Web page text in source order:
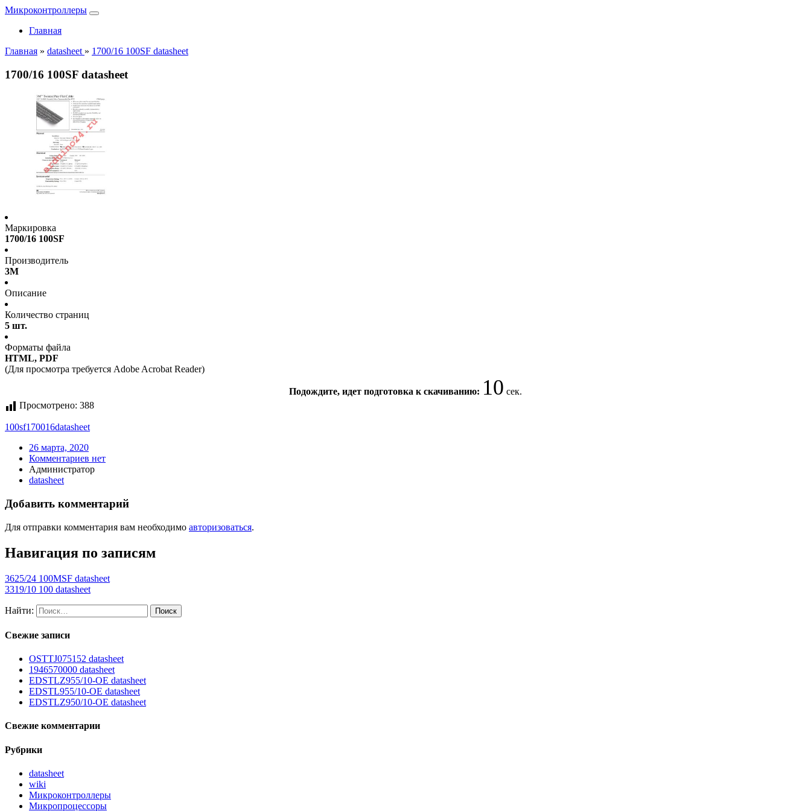
Микроконтроллеры
Главная
Главная » datasheet » 1700/16 100SF datasheet
1700/16 100SF datasheet
Маркировка
1700/16 100SF
Производитель
3M
Описание
Количество страниц
5 шт.
Форматы файла
HTML, PDF
(Для просмотра требуется Adobe Acrobat Reader)
Подождите, идет подготовка к скачиванию: 10 сек.
Просмотрено: 388
100sf170016datasheet
26 марта, 2020
Комментариев нет
Администратор
datasheet
Добавить комментарий
Для отправки комментария вам необходимо авторизоваться.
Навигация по записям
3625/24 100MSF datasheet
3319/10 100 datasheet
Найти:
Свежие записи
OSTTJ075152 datasheet
1946570000 datasheet
EDSTLZ955/10-OE datasheet
EDSTL955/10-OE datasheet
EDSTLZ950/10-OE datasheet
Свежие комментарии
Рубрики
datasheet
wiki
Микроконтроллеры
Микропроцессоры